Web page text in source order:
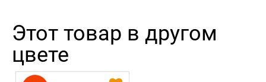
Этот товар в другом
цвете